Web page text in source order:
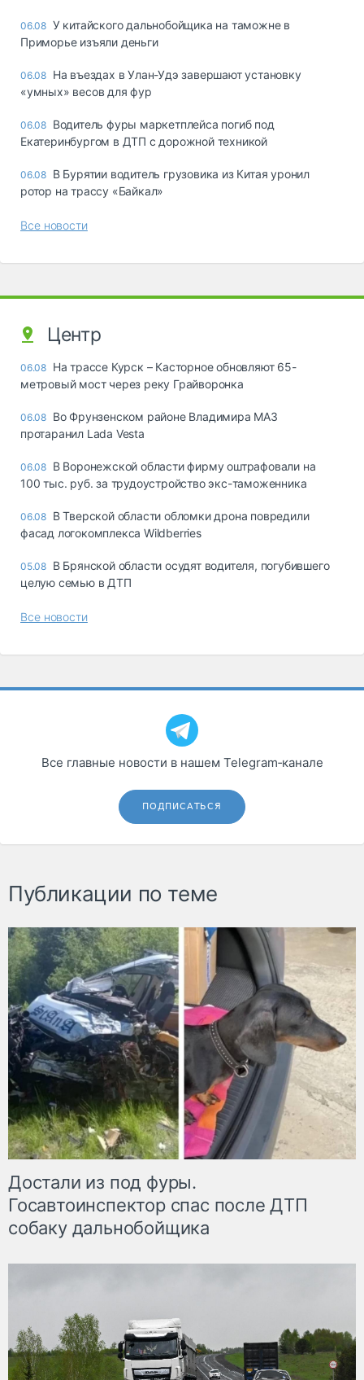
06.08 У китайского дальнобойщика на таможне в
Приморье изъяли деньги
06.08 Ha въeздax в Улaн-Удэ зaвepшaют ycтaнoвкy
«yмныx» вecoв для фyp
06.08 Водитель фуры маркетплейса погиб под
Екатеринбургом в ДТП с дорожной техникой
06.08 В Бурятии водитель грузовика из Китая уронил
ротор на трассу «Байкал»
Все новости
Центр
06.08 На трассе Курск – Касторное обновляют 65-
метровый мост через реку Грайворонка
06.08 Во Фрунзенском районе Владимира МАЗ
протаранил Lada Vesta
06.08 В Воронежской области фирму оштрафовали на
100 тыс. руб. за трудоустройство экс-таможенника
06.08 В Тверской области обломки дрона повредили
фасад логокомплекса Wildberries
05.08 В Брянской области осудят водителя, погубившего
целую семью в ДТП
Все новости
Все главные новости в нашем Telegram‑канале
ПОДПИСАТЬСЯ
Публикации по теме
Достали из под фуры.
Госавтоинспектор спас после ДТП
собаку дальнобойщика